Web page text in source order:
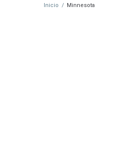
Inicio / Minnesota